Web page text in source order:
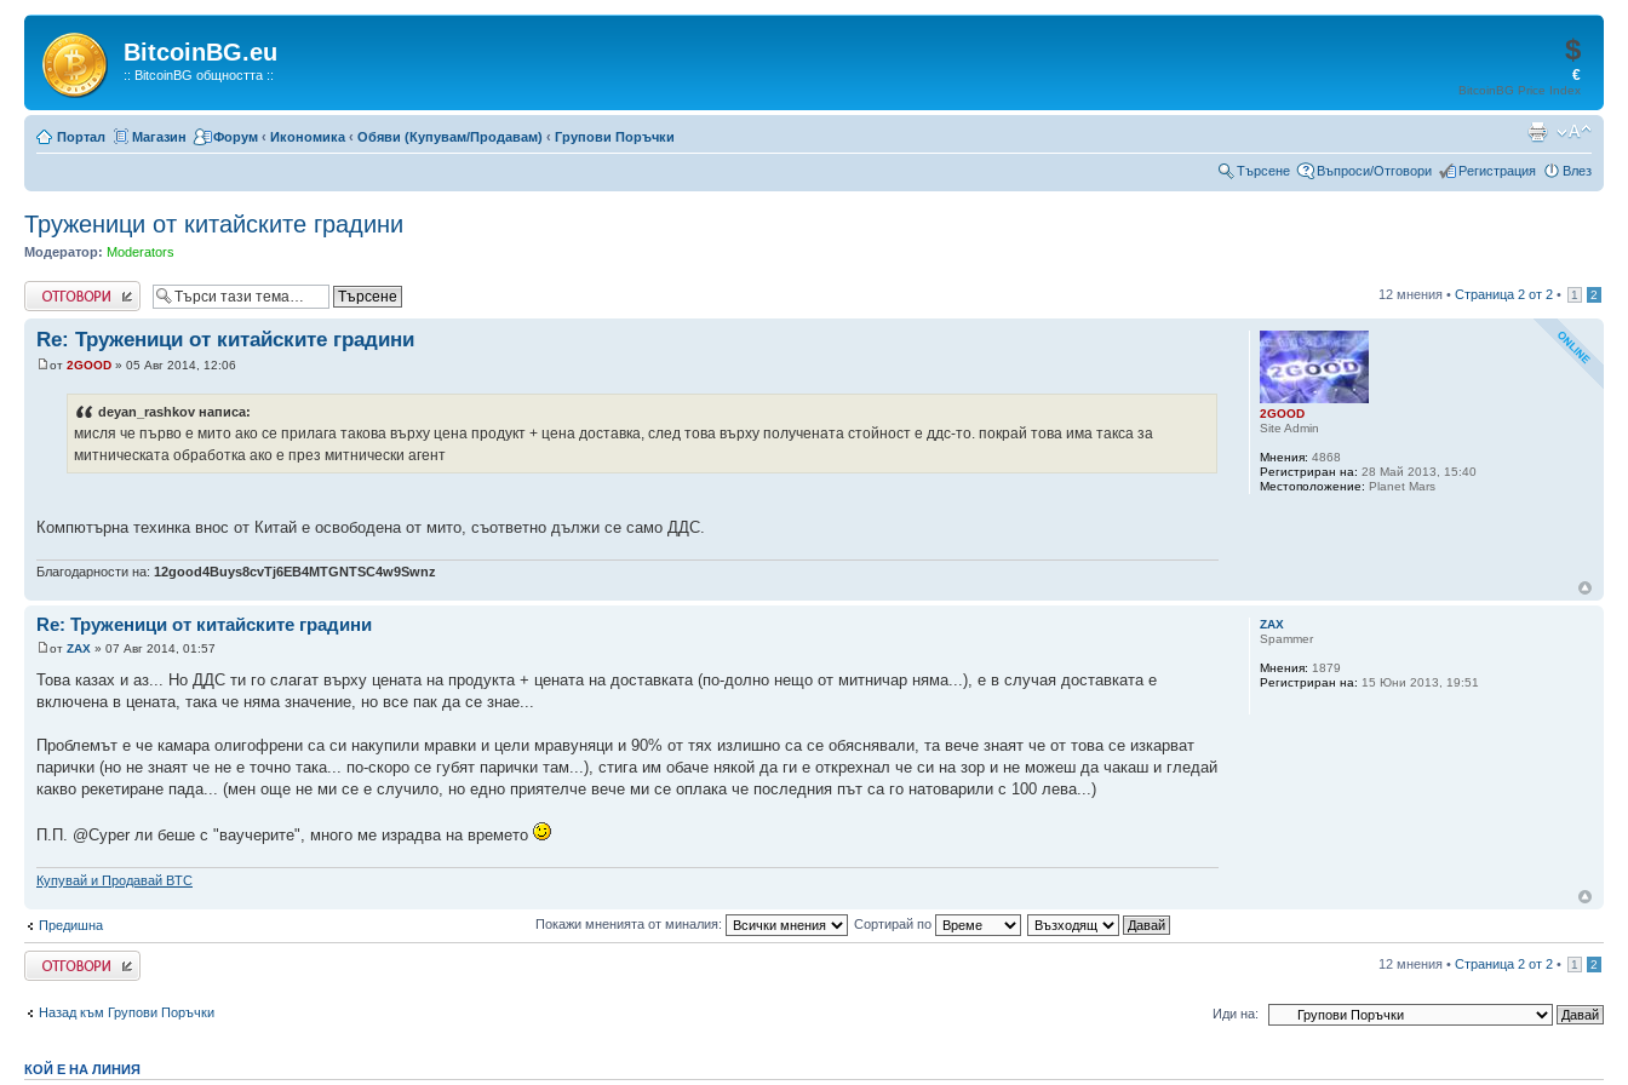
BitcoinBG.eu
:: BitcoinBG общността ::
$
€
BitcoinBG Price Index
Портал Магазин Форум ‹ Икономика ‹ Обяви (Купувам/Продавам) ‹ Групови Поръчки
Търсене Въпроси/Отговори Регистрация Влез
Труженици от китайските градини
Модератор: Moderators
Напиши коментар 12 мнения • Страница 2 от 2 • 1 2
Re: Труженици от китайските градини
от 2GOOD » 05 Авг 2014, 12:06
deyan_rashkov написа:
мисля че първо е мито ако се прилага такова върху цена продукт + цена доставка, след това върху получената стойност е ддс-то. покрай това има такса за
митническата обработка ако е през митнически агент
Компютърна техинка внос от Китай е освободена от мито, съответно дължи се само ДДС.
Благодарности на: 12good4Buys8cvTj6EB4MTGNTSC4w9Swnz
2GOOD
Site Admin
Мнения: 4868
Регистриран на: 28 Май 2013, 15:40
Местоположение: Planet Mars
Re: Труженици от китайските градини
от ZAX » 07 Авг 2014, 01:57
Това казах и аз... Но ДДС ти го слагат върху цената на продукта + цената на доставката (по-долно нещо от митничар няма...), е в случая доставката е
включена в цената, така че няма значение, но все пак да се знае...
Проблемът е че камара олигофрени са си накупили мравки и цели мравуняци и 90% от тях излишно са се обяснявали, та вече знаят че от това се изкарват
парички (но не знаят че не е точно така... по-скоро се губят парички там...), стига им обаче някой да ги е открехнал че си на зор и не можеш да чакаш и гледай
какво рекетиране пада... (мен още не ми се е случило, но едно приятелче вече ми се оплака че последния път са го натоварили с 100 лева...)
П.П. @Cyper ли беше с "ваучерите", много ме израдва на времето
Купувай и Продавай BTC
ZAX
Spammer
Мнения: 1879
Регистриран на: 15 Юни 2013, 19:51
Предишна Покажи мненията от миналия: Сортирай по
Напиши коментар 12 мнения • Страница 2 от 2 • 1 2
Назад към Групови Поръчки Иди на:
КОЙ Е НА ЛИНИЯ